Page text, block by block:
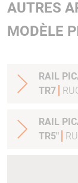
AUTRES
MODÈLE
RAIL
TR7
RAIL
TR5"